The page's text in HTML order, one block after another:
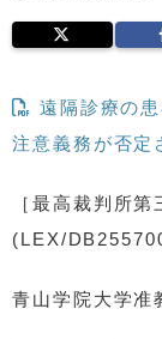
遠隔診療の
注意義務が否定
［最高裁判所
(LEX/
青山学院大学准